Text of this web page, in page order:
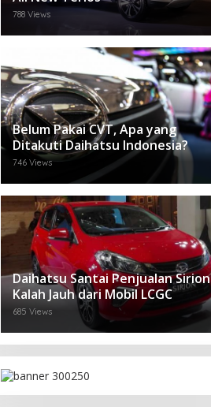
788 Views
Belum Pakai CVT, Apa yang
Ditakuti Daihatsu Indonesia?
746 Views
Daihatsu Santai Penjualan Sirion
Kalah Jauh dari Mobil LCGC
685 Views